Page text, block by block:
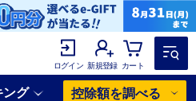
ログイン 新規登録 カート
ング 控除額を調べる